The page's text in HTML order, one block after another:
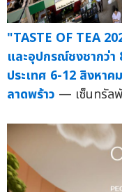
"TASTE OF TEA
และอุปกรณ์ชงชากว่า
ประเทศ 6-12 สิงหาค
ลาดพร้าว — เซ็นทรัล